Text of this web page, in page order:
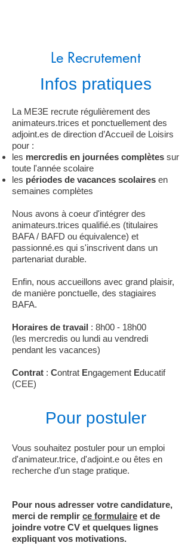
Le Recrutement
Infos pratiques
La ME3E recrute régulièrement des
animateurs.trices et ponctuellement des
adjoint.es de direction d’Accueil de Loisirs
pour :
les mercredis en journées complètes sur
toute l'année scolaire
les périodes de vacances scolaires en
semaines complètes
Nous avons à coeur d'intégrer des
animateurs.trices qualifié.es (titulaires
BAFA / BAFD ou équivalence) et
passionné.es qui s'inscrivent dans un
partenariat durable.
Enfin, nous accueillons avec grand plaisir,
de manière ponctuelle, des stagiaires
BAFA.
Horaires de travail : 8h00 - 18h00
(les mercredis ou lundi au vendredi
pendant les vacances)
Contrat : Contrat Engagement Educatif
(CEE)
Pour postuler
Vous souhaitez postuler pour un emploi
d'animateur.trice, d'adjoint.e ou êtes en
recherche d'un stage pratique.
Pour nous adresser votre candidature,
merci de remplir ce formulaire et de
joindre votre CV et quelques lignes
expliquant vos motivations.